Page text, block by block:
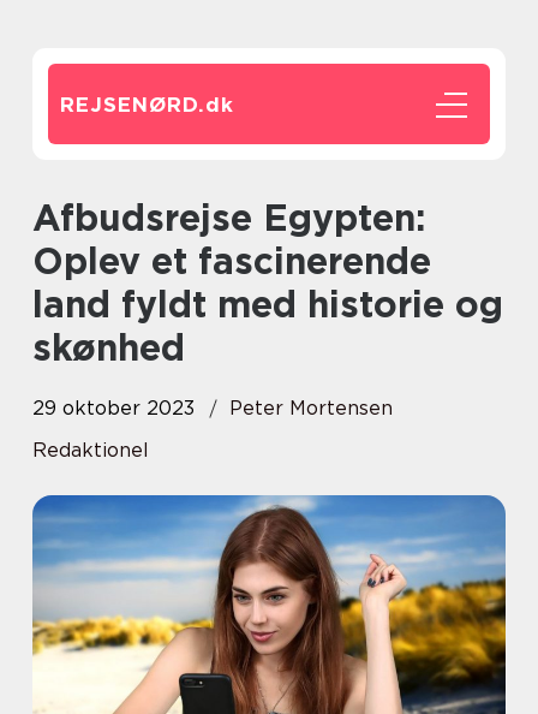
REJSENØRD.dk
Afbudsrejse Egypten:
Oplev et fascinerende
land fyldt med historie og
skønhed
29 oktober 2023
Peter Mortensen
Redaktionel